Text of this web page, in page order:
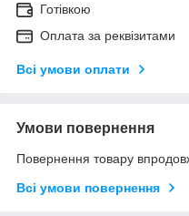
Готівкою
Оплата за реквізитами
Всі умови оплати
Умови повернення
Повернення товару
Всі умови повернення